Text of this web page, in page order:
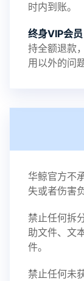
时内到账。
终身VIP会员
持全额退款
用以外的问
华鲸官方不
失或者伤害
禁止任何拆
助文件、文
件。
禁止任何未